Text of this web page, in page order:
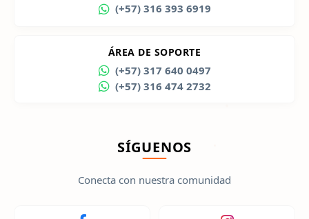
(+57) 316 393 6919
ÁREA DE SOPORTE
(+57) 317 640 0497
(+57) 316 474 2732
SÍGUENOS
Conecta con nuestra comunidad